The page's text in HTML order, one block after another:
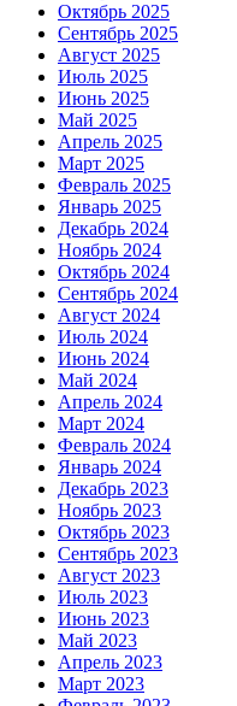
Октябрь 2025
Сентябрь 2025
Август 2025
Июль 2025
Июнь 2025
Май 2025
Апрель 2025
Март 2025
Февраль 2025
Январь 2025
Декабрь 2024
Ноябрь 2024
Октябрь 2024
Сентябрь 2024
Август 2024
Июль 2024
Июнь 2024
Май 2024
Апрель 2024
Март 2024
Февраль 2024
Январь 2024
Декабрь 2023
Ноябрь 2023
Октябрь 2023
Сентябрь 2023
Август 2023
Июль 2023
Июнь 2023
Май 2023
Апрель 2023
Март 2023